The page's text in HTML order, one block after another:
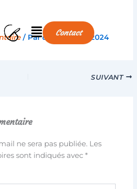
Menu Contact
/ Paraline/27/03/2024
SUIVANT
ne sera pas publiée. Les
sont indiqués avec*